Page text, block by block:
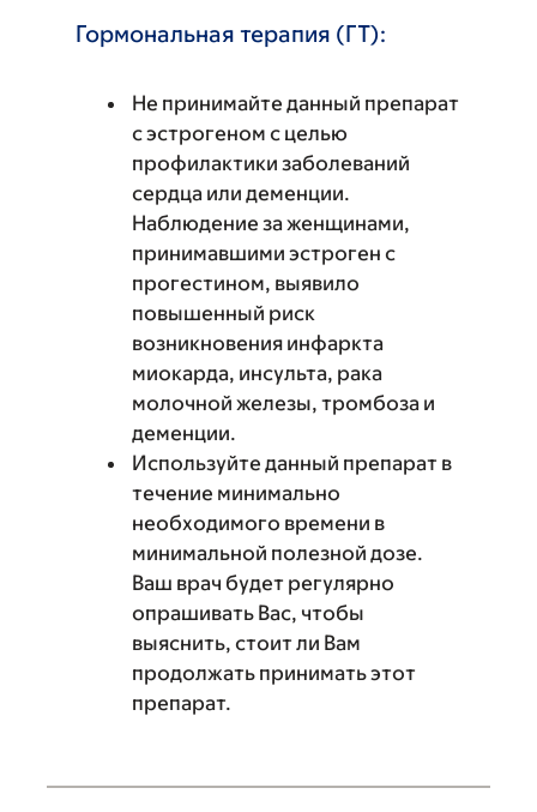
Гормональная терапия (ГТ):
Не принимайте данный препарат
с эстрогеном с целью
профилактики заболеваний
сердца или деменции.
Наблюдение за женщинами,
принимавшими эстроген с
прогестином, выявило
повышенный риск
возникновения инфаркта
миокарда, инсульта, рака
молочной железы, тромбоза и
деменции.
Используйте данный препарат в
течение минимально
необходимого времени в
минимальной полезной дозе.
Ваш врач будет регулярно
опрашивать Вас, чтобы
выяснить, стоит ли Вам
продолжать принимать этот
препарат.